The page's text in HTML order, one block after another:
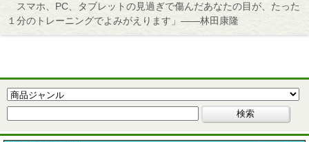
スマホ、PC、タブレットの見過ぎで傷んだあなたの目が、たった
１分のトレーニングでよみがえります」――林田康隆